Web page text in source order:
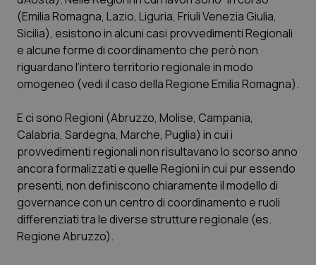
Toscana
Umbria
Valle D’Aosta
Veneto
Obesità
Oftalmologia
Oncodermatologia
Oncoematologia
Oncologia & Nutrizione
Psoriasi & pelle
Quotidiano Cardiologia
(Emilia Romagna, Lazio, Liguria, Friuli Venezia Giulia,
Sicilia), esistono in alcuni casi provvedimenti Regionali
e alcune forme di coordinamento che però non
riguardano l’intero territorio regionale in modo
omogeneo (vedi il caso della Regione Emilia Romagna).
E ci sono Regioni (Abruzzo, Molise, Campania,
Calabria, Sardegna, Marche, Puglia) in cui i
provvedimenti regionali non risultavano lo scorso anno
ancora formalizzati e quelle Regioni in cui pur essendo
presenti, non definiscono chiaramente il modello di
governance con un centro di coordinamento e ruoli
differenziati tra le diverse strutture regionale (es.
Regione Abruzzo).